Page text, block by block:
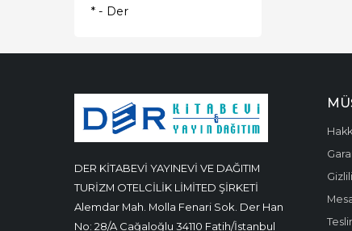
* - Der
DER KİTABEVİ YAYINEVİ VE DAĞITIM
TURİZM OTELCİLİK LİMİTED ŞİRKETİ
Alemdar Mah. Molla Fenari Sok. Der Han
No: 28/A Cağaloğlu 34110 Fatih/İstanbul